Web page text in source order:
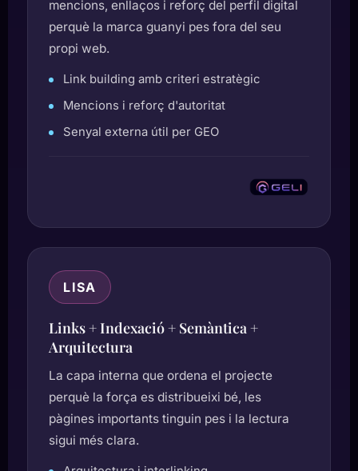
mencions, enllaços i reforç del perfil digital
perquè la marca guanyi pes fora del seu
propi web.
Link building amb criteri estratègic
Mencions i reforç d'autoritat
Senyal externa útil per GEO
LISA
Links + Indexació + Semàntica +
Arquitectura
La capa interna que ordena el projecte
perquè la força es distribueixi bé, les
pàgines importants tinguin pes i la lectura
sigui més clara.